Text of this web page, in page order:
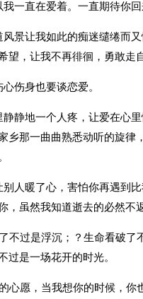
一直在爱着。一直期待你回
景让我如此的痴迷缱绻而
，让我不再徘徊，勇敢走
伤身也要谈恋爱。
静地一个人疼，让爱在心
乡那一曲曲熟悉动听的旋律
人暖了心，害怕你再遇到
，虽然我知道逝去的必然不返
不过是浮沉；？生命看破了
过是一场花开的时光。
心愿，当我想你的时候，你